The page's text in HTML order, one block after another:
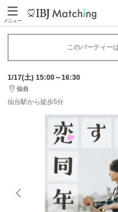
メニュー
このパーティー
1/17(土) 15:00～16:30
仙台
仙台駅から徒歩5分